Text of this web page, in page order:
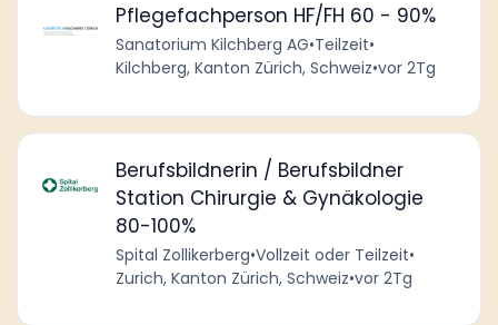
Pflegefachperson HF/FH 60 - 90%
Sanatorium Kilchberg AG•Teilzeit•
Kilchberg, Kanton Zürich, Schweiz•vor 2Tg
Berufsbildnerin / Berufsbildner
Station Chirurgie & Gynäkologie
80-100%
Spital Zollikerberg•Vollzeit oder Teilzeit•
Zurich, Kanton Zürich, Schweiz•vor 2Tg